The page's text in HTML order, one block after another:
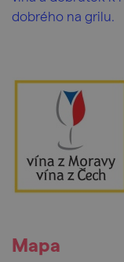
dobrého na grilu.
Mapa